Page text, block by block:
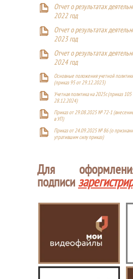
Отчет о результатах
2022 год
Отчет о результатах
2023 год
Отчет о результатах
2024 год
Основные положения учетной
(приказ 95 от 29.12.2023)
Учетная политика на 2025г. (приказ 105
28.12.2024)
Приказ от 29.08.2025 № 72-1
в УП)
Приказ от 24.09.2025 № 86 (о
утратившим силу приказ)
Для
подписи